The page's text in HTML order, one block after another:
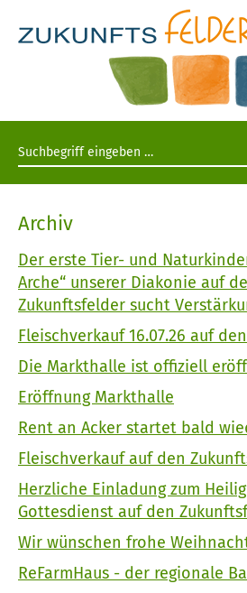
Suchbegriff eingeben
Archiv
Der erste Tier- und
Arche“ unserer Diakonie auf
Zukunftsfelder sucht
Fleischverkauf 16.07.26 auf
Die Markthalle ist offiziell
Eröffnung Markthalle
Rent an Acker startet bald
Fleischverkauf auf den
Herzliche Einladung zum
Gottesdienst auf den
Wir wünschen frohe
ReFarmHaus - der regionale